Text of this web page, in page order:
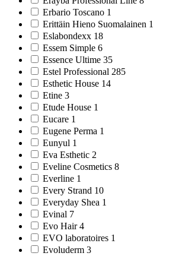
Erbario Toscano 1
Erittäin Hieno Suomalainen 1
Eslabondexx 18
Essem Simple 6
Essence Ultime 35
Estel Professional 285
Esthetic House 14
Etine 3
Etude House 1
Eucare 1
Eugene Perma 1
Eunyul 1
Eva Esthetic 2
Eveline Cosmetics 8
Everline 1
Every Strand 10
Everyday Shea 1
Evinal 7
Evo Hair 4
EVO laboratoires 1
Evoluderm 3